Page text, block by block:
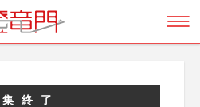
終了